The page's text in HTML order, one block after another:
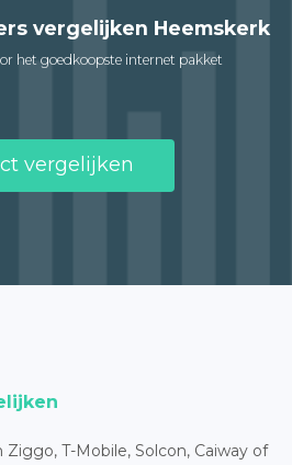
vergelijken Heemskerk
het goedkoopste internet pakket
vergelijken
T-Mobile, Solcon, Caiway of